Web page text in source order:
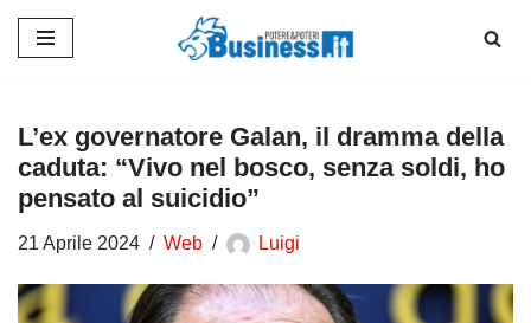
contenuto
L’ex governatore Galan, il dramma della
caduta: “Vivo nel bosco, senza soldi, ho
pensato al suicidio”
21 Aprile 2024 Web Luigi